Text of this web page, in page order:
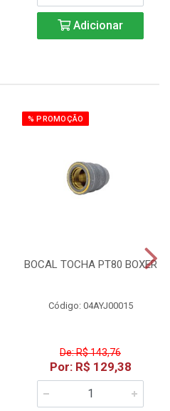
Adicionar
% PROMOÇÃO
BOCAL TOCHA PT80 BOXER
Código: 04AYJ00015
De: R$ 143,76
Por: R$ 129,38